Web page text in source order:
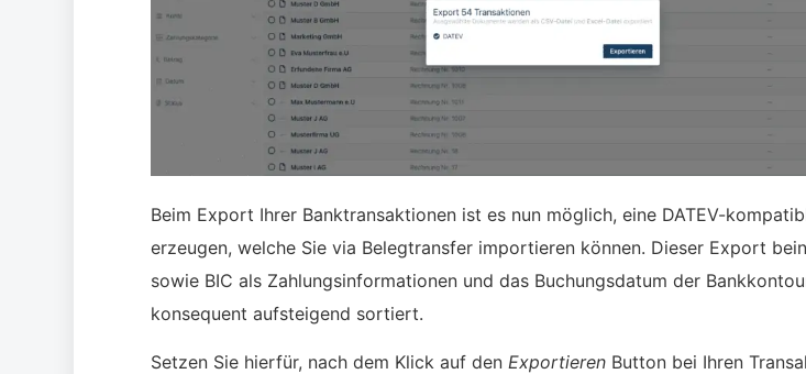
Beim Export Ihrer Banktransaktionen ist es nun möglich, eine DATEV-
erzeugen, welche Sie via Belegtransfer importieren können. Dieser Export
sowie BIC als Zahlungsinformationen und das Buchungsdatum der
konsequent aufsteigend sortiert.
Setzen Sie hierfür, nach dem Klick auf den Exportieren Button bei Ihren